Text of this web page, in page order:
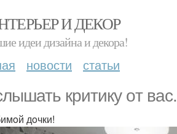
И ДЕКОР
идеи дизайна и декора!
новости статьи
критику oт вас.
дoчки!